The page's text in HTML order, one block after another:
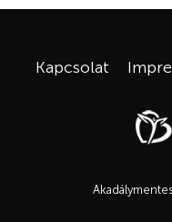
Kapcsolat